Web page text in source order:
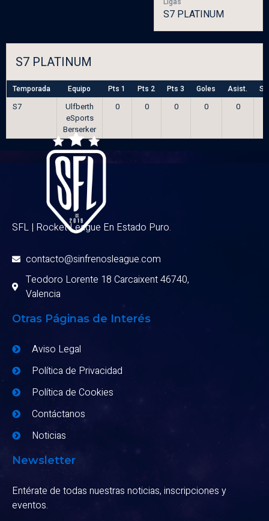
Ligas
S7 PLATINUM
S7 PLATINUM
Temporada Equipo Pts 1 Pts 2 Pts 3 Goles Asist.
S7
Ulfberth
eSports
Berserker
0 0 0 0 0
SFL | Rocket League En Estado Puro.
contacto@sinfrenosleague.com
Teodoro Lorente 18 Carcaixent 46740,
Valencia
Otras Páginas de Interés
Aviso Legal
Política de Privacidad
Política de Cookies
Contáctanos
Noticias
Newsletter
Entérate de todas nuestras noticias, inscripciones y
eventos.